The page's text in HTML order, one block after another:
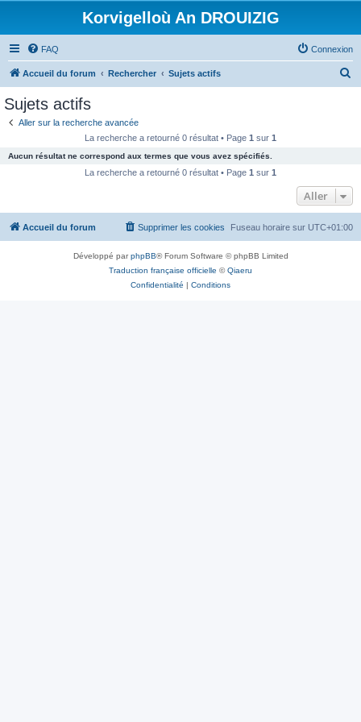
Korvigelloù An DROUIZIG
FAQ Connexion
Accueil du forum Rechercher Sujets actifs
c
e
Sujets actifs
Aller sur la recherche avancée
La recherche a retourné 0 résultat • Page 1 sur 1
Aucun résultat ne correspond aux termes que vous avez spécifiés.
La recherche a retourné 0 résultat • Page 1 sur 1
Aller
Accueil du forum Fuseau horaire sur UTC+01:00
Supprimer les cookies
Développé parphpBB® Forum Software © phpBB Limited
Traduction française officielle ©Qiaeru
Confidentialité | Conditions